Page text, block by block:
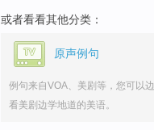
或者看看其他分类：
原声例句
例句来自VOA、美剧等，您可以边
看美剧边学地道的美语。